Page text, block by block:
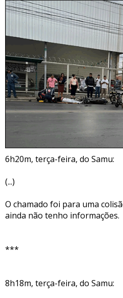
6h20m, terça-feira, do Samu:
(...)
O chamado foi para uma
ainda não tenho informações.
***
8h18m, terça-feira, do Samu: